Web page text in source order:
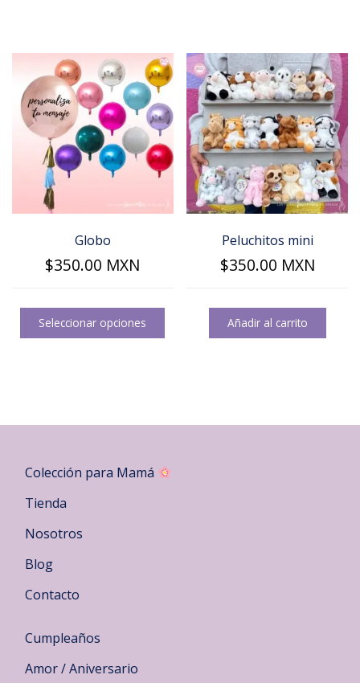
Globo
$350.00 MXN
Seleccionar opciones
Este
tiene
se
elegir
en
Peluchitos mini
$350.00 MXN
Añadir al carrito
Colección para Mamá
Tienda
Nosotros
Blog
Contacto
Cumpleaños
Amor / Aniversario